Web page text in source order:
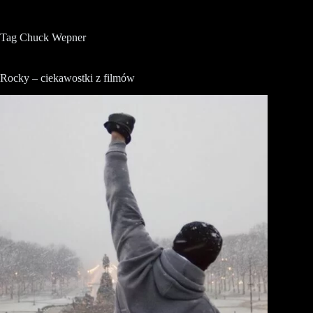
Tag Chuck Wepner
Rocky – ciekawostki z filmów